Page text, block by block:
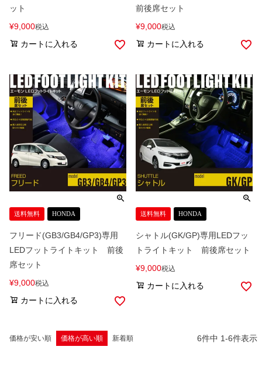
ット
¥9,000税込
カートに入れる
前後席セット
¥9,000税込
カートに入れる
送料無料 HONDA
フリード(GB3/GB4/GP3)専用
LEDフットライトキット 前後
席セット
¥9,000税込
カートに入れる
送料無料 HONDA
シャトル(GK/GP)専用LEDフッ
トライトキット 前後席セット
¥9,000税込
カートに入れる
価格が安い順 価格が高い順 新着順 6件中 1-6件表示